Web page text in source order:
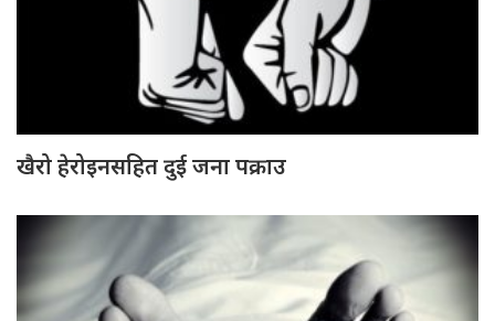
खैरो हेरोइनसहित दुई जना पक्राउ